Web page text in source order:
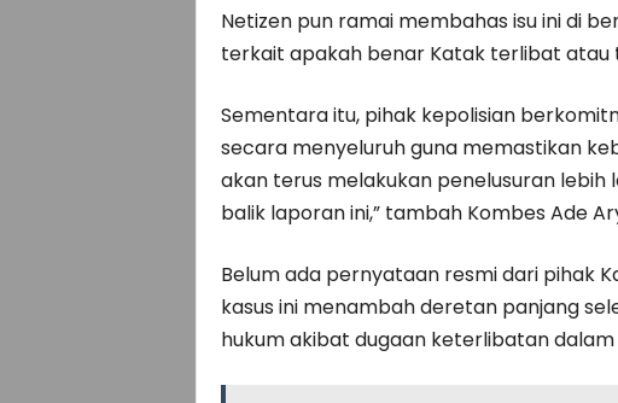
Netizen pun ramai membahas isu ini di
terkait apakah benar Katak terlibat atau
Sementara itu, pihak kepolisian
secara menyeluruh guna memastikan
akan terus melakukan penelusuran
balik laporan ini,” tambah Kombes Ade
Belum ada pernyataan resmi dari pihak
kasus ini menambah deretan panjang
hukum akibat dugaan keterlibatan